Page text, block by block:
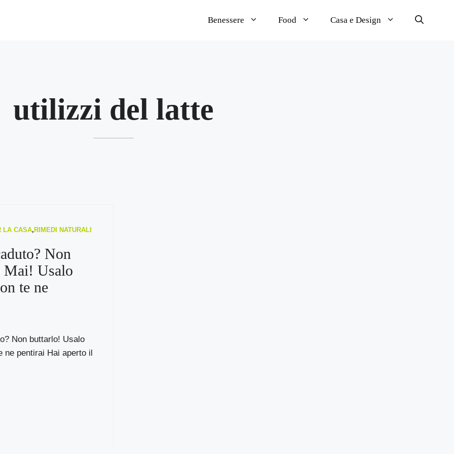
Benessere Food Casa e Design
utilizzi del latte
LA CASA, RIMEDI NATURALI
Non
Mai! Usalo
te ne
Non buttarlo! Usalo
ne pentirai Hai aperto il